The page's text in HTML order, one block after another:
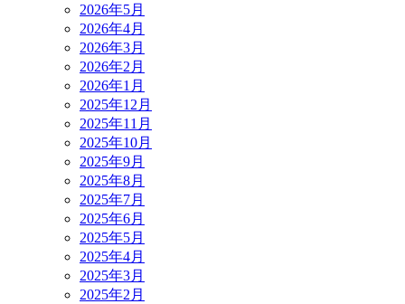
2026年5月
2026年4月
2026年3月
2026年2月
2026年1月
2025年12月
2025年11月
2025年10月
2025年9月
2025年8月
2025年7月
2025年6月
2025年5月
2025年4月
2025年3月
2025年2月